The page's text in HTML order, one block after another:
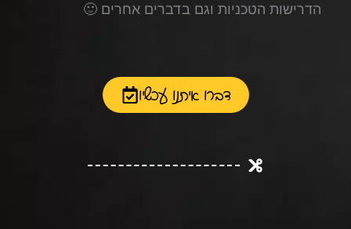
הדרישות הטכניות וגם בדברים אחרים 🙂
דברו איתנו עכשיו